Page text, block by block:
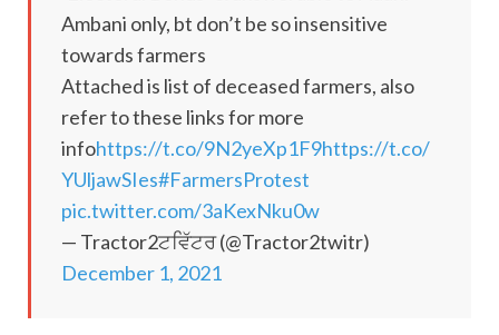
Ambani only, bt don’t be so insensitive
towards farmers
Attached is list of deceased farmers, also
refer to these links for more
infohttps://t.co/9N2yeXp1F9https://t.co/
YUljawSIes#FarmersProtest
pic.twitter.com/3aKexNku0w
— Tractor2ਟਵਿੱਟਰ (@Tractor2twitr)
December 1, 2021